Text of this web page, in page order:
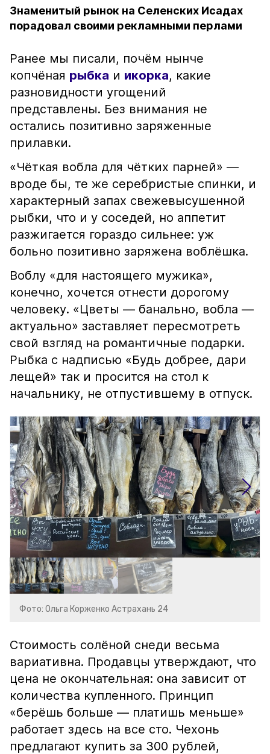
Знаменитый рынок на Селенских Исадах
порадовал своими рекламными перлами
Ранее мы писали, почём нынче
копчёная рыбка и икорка, какие
разновидности угощений
представлены. Без внимания не
остались позитивно заряженные
прилавки.
«Чёткая вобла для чётких парней» —
вроде бы, те же серебристые спинки, и
характерный запах свежевысушенной
рыбки, что и у соседей, но аппетит
разжигается гораздо сильнее: уж
больно позитивно заряжена воблёшка.
Воблу «для настоящего мужика»,
конечно, хочется отнести дорогому
человеку. «Цветы — банально, вобла —
актуально» заставляет пересмотреть
свой взгляд на романтичные подарки.
Рыбка с надписью «Будь добрее, дари
лещей» так и просится на стол к
начальнику, не отпустившему в отпуск.
Фото: Ольга Корженко Астрахань 24
Стоимость солёной снеди весьма
вариативна. Продавцы утверждают, что
цена не окончательная: она зависит от
количества купленного. Принцип
«берёшь больше — платишь меньше»
работает здесь на все сто. Чехонь
предлагают купить за 300 рублей,